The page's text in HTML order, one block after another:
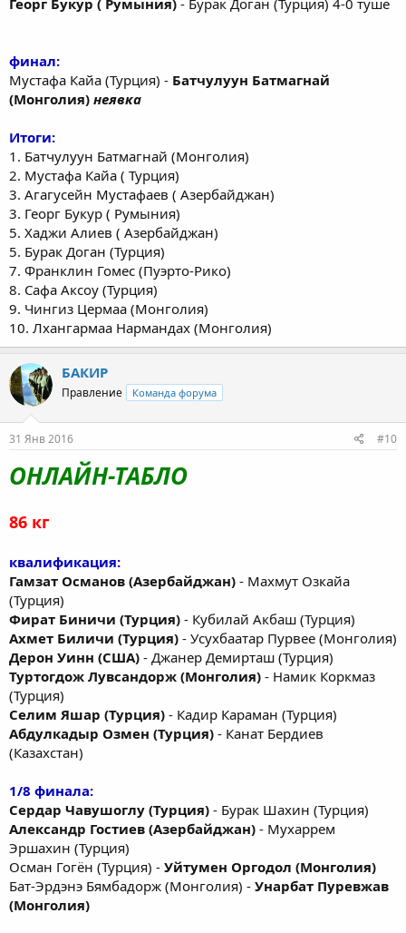
финал:
Мустафа Кайа (Турция) - Батчулуун Батмагнай
(Монголия) неявка
Итоги:
1. Батчулуун Батмагнай (Монголия)
2. Мустафа Кайа ( Турция)
3. Агагусейн Мустафаев ( Азербайджан)
3. Георг Букур ( Румыния)
5. Хаджи Алиев ( Азербайджан)
5. Бурак Доган (Турция)
7. Франклин Гомес (Пуэрто-Рико)
8. Сафа Аксоу (Турция)
9. Чингиз Цермаа (Монголия)
10. Лхангармаа Нармандах (Монголия)
БАКИР
Правление Команда форума
31 Янв 2016 #10
ОНЛАЙН-ТАБЛО
86 кг
квалификация:
Гамзат Османов (Азербайджан) - Махмут Озкайа
(Турция)
Фират Биничи (Турция) - Кубилай Акбаш (Турция)
Ахмет Биличи (Турция) - Усухбаатар Пурвее (Монголия)
Дерон Уинн (США) - Джанер Демирташ (Турция)
Туртогдож Лувсандорж (Монголия) - Намик Коркмаз
(Турция)
Селим Яшар (Турция) - Кадир Караман (Турция)
Абдулкадыр Озмен (Турция) - Канат Бердиев
(Казахстан)
1/8 финала:
Сердар Чавушоглу (Турция) - Бурак Шахин (Турция)
Александр Гостиев (Азербайджан) - Мухаррем
Эршахин (Турция)
Осман Гогён (Турция) - Уйтумен Оргодол (Монголия)
Бат-Эрдэнэ Бямбадорж (Монголия) - Унарбат Пуревжав
(Монголия)